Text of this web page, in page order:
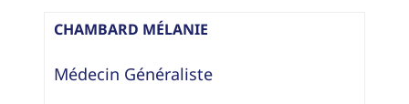
CHAMBARD MÉLANIE
Médecin Généraliste